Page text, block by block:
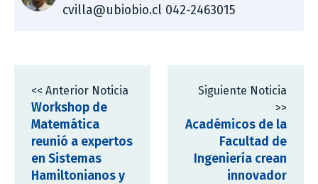
cvilla@ubiobio.cl 042-2463015
<< Anterior Noticia
Workshop de
Matemática
reunió a expertos
en Sistemas
Hamiltonianos y
Siguiente Noticia
>>
Académicos de la
Facultad de
Ingeniería crean
innovador